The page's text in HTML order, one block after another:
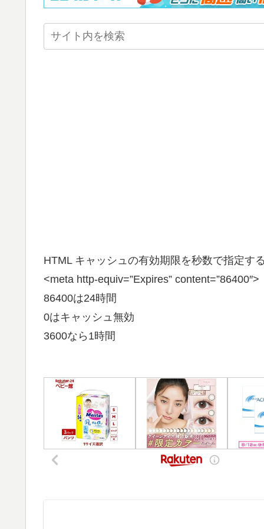
HTML キャッシュの有効期限を秒数で指定す
<meta http-equiv=”Expires”
86400は24時間
0はキャッシュ無効
3600なら1時間